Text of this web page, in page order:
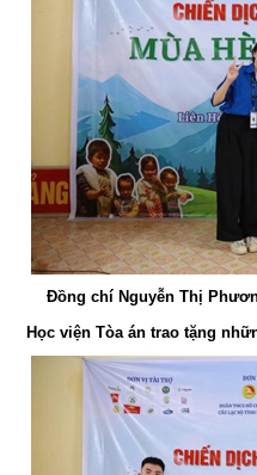
Đồng chí Nguyễn Thị
Học viện Tòa án trao tặng